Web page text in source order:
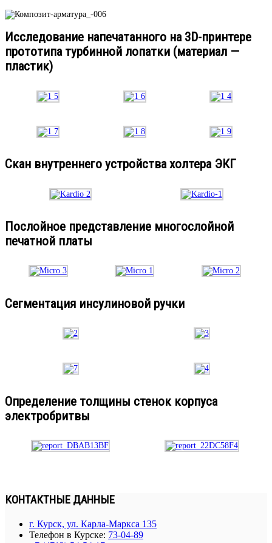
Исследование напечатанного на 3D-принтере
прототипа турбинной лопатки (материал —
пластик)
Скан внутреннего устройства холтера ЭКГ
Послойное представление многослойной
печатной платы
Сегментация инсулиновой ручки
Определение толщины стенок корпуса
электробритвы
КОНТАКТНЫЕ ДАННЫЕ
г. Курск, ул. Карла-Маркса 135
Телефон в Курске: 73-04-89